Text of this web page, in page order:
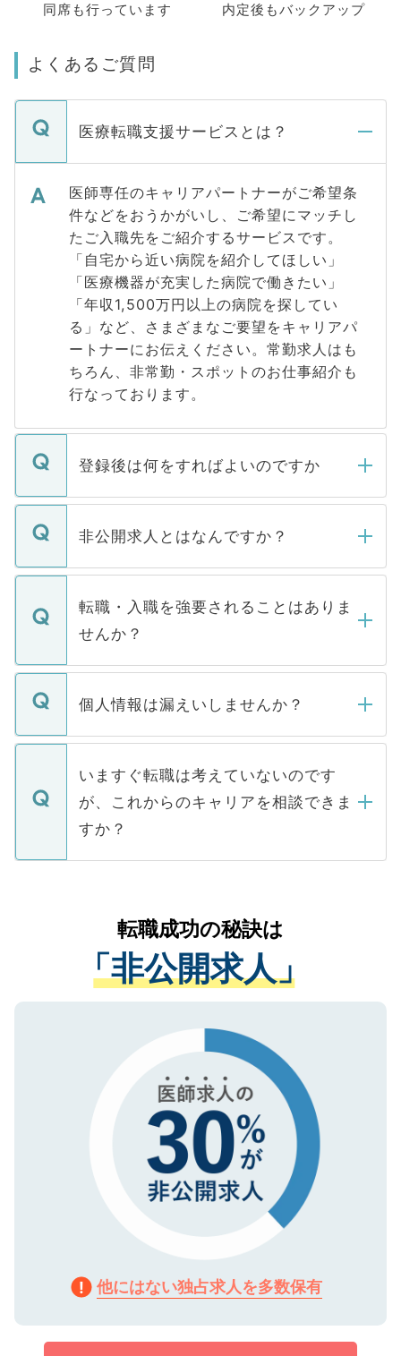
同席も行っています
内定後もバックアップ
よくあるご質問
医療転職支援サービスとは？
医師専任のキャリアパートナーがご希望条
件などをおうかがいし、ご希望にマッチし
たご入職先をご紹介するサービスです。
「自宅から近い病院を紹介してほしい」
「医療機器が充実した病院で働きたい」
「年収1,500万円以上の病院を探してい
る」など、さまざまなご要望をキャリアパ
ートナーにお伝えください。常勤求人はも
ちろん、非常勤・スポットのお仕事紹介も
行なっております。
登録後は何をすればよいのですか
ご登録いただきましたら、弊社担当者がご
登録内容を確認し、その後メールもしくは
ます。通常、5営業日以内にはご連絡をせて
いただきますので、しばらくお待ちくださ
非公開求人とはなんですか？
マイナビDOCTORで取り扱っている求人の
うち約3割は、Webサイトからご覧いただ
けない「非公開求人」です。非公開求人は
下記の理由によって、一般には公開してい
ません。
■応募殺到を避けるため 人気のある医療機
関を公にしてしまうと、応募が殺到する場
に、医療機関が求める条件に合った人材の
みを人材紹介会社に依頼するケースが増え
ています。
転職・入職を強要されることはありま
せんか？
転職・入職を強要することは一切ありませ
ん。また、仮に応募先から内定をいただい
定を承諾する必要はありません。内定先へ
の辞退の連絡はキャリアパートナーが行い
個人情報は漏えいしませんか？
個人情報が漏えいすることはありませんの
で、ご安心ください。当サイトからの登録
などで収集したご登録者様の個人情報は、
ご本人のキャリアアップおよび転職活動の
支援を目的に使用いたします。お預かりし
ているすべての個人データはご本人の許可
は、個人情報の取り扱いについての厳密な
管理基準を満たした事業者のみに付与され
る、プライバシーマークを取得済みです。
で、機密保持に関してもご安心ください。
いますぐ転職は考えていないのです
が、これからのキャリアを相談できま
すか？
かがいして、現在の医療機関の状況や紹介
経験をまじえながら、適切なアドバイスを
させていただきます。すぐにご転職をされ
ない方には、長期的なサポートが可能です
ので、まずはご登録ください。
転職成功の秘訣は
「非公開求人」
他にはない独占求人を多数保有